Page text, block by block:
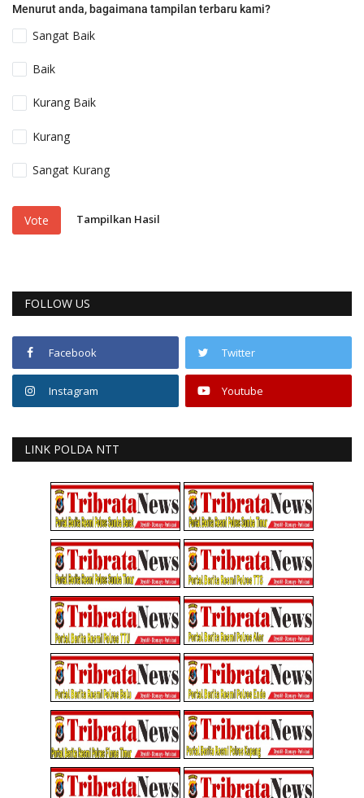
Menurut anda, bagaimana tampilan terbaru kami?
Sangat Baik
Baik
Kurang Baik
Kurang
Sangat Kurang
Vote Tampilkan Hasil
FOLLOW US
Facebook Twitter
Instagram Youtube
LINK POLDA NTT